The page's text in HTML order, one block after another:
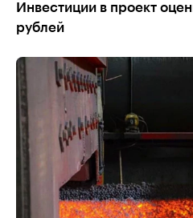
Инвестиции в проект
рублей